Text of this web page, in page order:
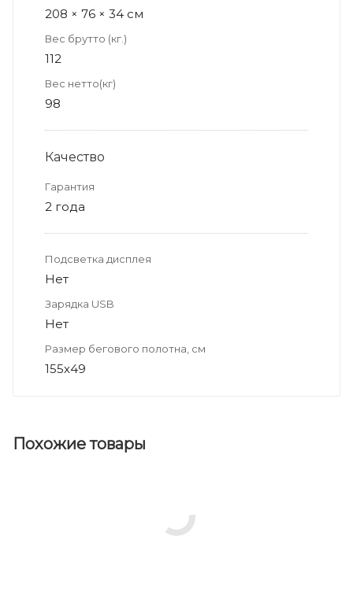
208 × 76 × 34 см
Вес брутто (кг.)
112
Вес нетто(кг)
98
Качество
Гарантия
2 года
Подсветка дисплея
Нет
Зарядка USB
Нет
Размер бегового полотна, см
155х49
Похожие товары